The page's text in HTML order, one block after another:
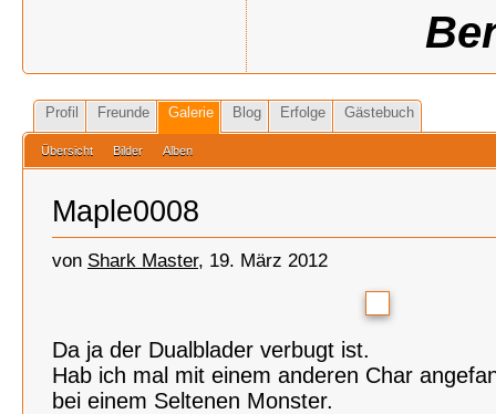
Profil Freunde Galerie Blog Erfolge Gästebuch
Übersicht Bilder Alben
Maple0008
von Shark Master, 19. März 2012
Da ja der Dualblader verbugt ist.
Hab ich mal mit einem anderen Char
bei einem Seltenen Monster.